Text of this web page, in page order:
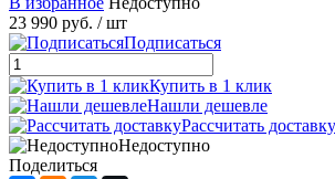
23 990 руб. / шт
Подписаться
Купить в 1 клик
Нашли дешевле
Рассчитать доставку
Недоступно
Поделиться